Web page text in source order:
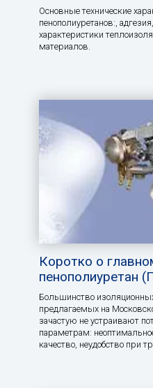
Основные технические
пенополиуретанов:,
характеристики
материалов.
Коротко о
пенополиуретан
Большинство
предлагаемых на
зачастую не устраивают
параметрам:
качество, неудобство при